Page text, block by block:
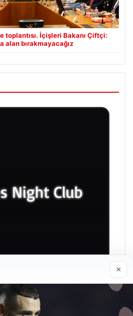
toplantısı. İçişleri Bakanı Çiftçi:
alan bırakmayacağız
×